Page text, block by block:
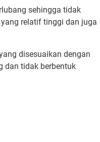
sehingga tidak
relatif tinggi dan juga
disesuaikan dengan
dan tidak berbentuk